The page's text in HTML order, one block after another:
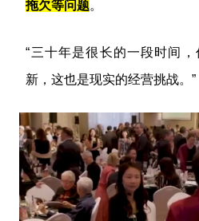
拖欠等问题。
“三十年是很长的一段时间
新，这也是现实的经营挑战。”